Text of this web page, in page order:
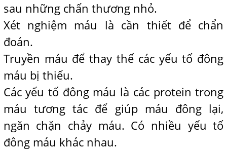
sau những chấn thương nhỏ.
Xét nghiệm máu là cần thiết để chẩn
đoán.
Truyền máu để thay thế các yếu tố đông
máu bị thiếu.
Các yếu tố đông máu là các protein trong
máu tương tác để giúp máu đông lại,
ngăn chặn chảy máu. Có nhiều yếu tố
đông máu khác nhau.